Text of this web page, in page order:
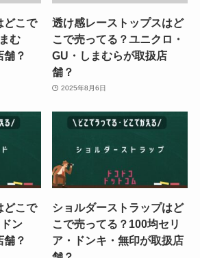
どこで
む
舗？
透け感レーストップスはど
こで売ってる？ユニクロ・
GU・しまむらが取扱店
舗？
2025年8月6日
どこで
ン
舗？
ショルダーストラップはど
こで売ってる？100均セリ
ア・ドンキ・無印が取扱店